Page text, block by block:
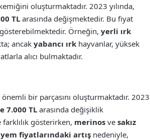
oluşturmaktadır. 2023 yılında,
TL arasında değişmektedir. Bu fiyat
gösterebilmektedir. Örneğin, yerli ırk
ancak yabancı ırk hayvanlar, yüksek
alıcı bulmaktadır.
bir parçasını oluşturmaktadır. 2023
7.000 TLarasında değişiklik
gösterirken, merinos ve sakız
yem fiyatlarındaki artış nedeniyle,